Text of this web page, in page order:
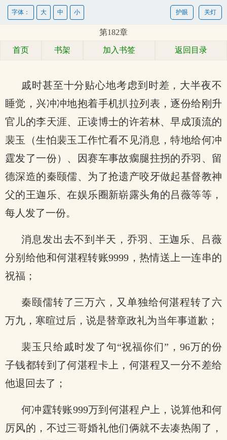
关灯
护眼
字体： 大 中 小
第182章
首页 书架 加入书签 返回目录
戚时甚至十分贴心地考虑到时差，大半夜不
睡觉，兴冲冲地抱着手机扒拉列表，逐份给刚升
官儿的李天涯、正读博士的许若林、早成顶流的
裴玉（生怕裴玉工作忙看不见消息，特地给何冲
霆发了一份）、因赛车事故瘸腿拄拐的乔羽、留
德深造的秦颐儒、为了抢遗产咬牙做起基督教神
父的王迦乐、在娱乐圈新崭露头角的吕薇等等，
每人发了一份。
消息发出去不到半天，乔羽、王迦乐、吕薇
分别给他和何湛程转账9999，热情送上一连串的
祝福；
秦颐儒转了三万六，又单独给何湛程转了六
万九，寒暄过后，说是替章政礼为当年事道歉；
裴玉只给戚时发了句“祝福你们”，96万的份
子钱都转到了何湛程卡上，何湛程又一分不差给
他退回去了；
何冲霆转账999万到何湛程户上，说算他和何
厉风的，不过三哥婚礼他们俩就不去凑热闹了，